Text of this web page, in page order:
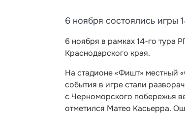
6 ноября состоялись игры
6 ноября в рамках 14-го тура
Краснодарского края.
На стадионе «Фишт» местный
события в игре стали
с Черноморского побережья
отметился Матео Касьерра.